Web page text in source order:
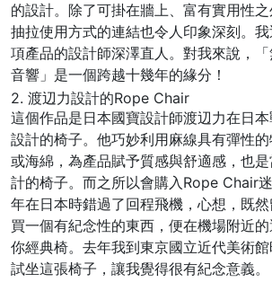
的設計。除了可掛在牆上、富有實用性
抽拉使用方式的連結也令人印象深刻。
項產品的設計師深澤直人。對我來說，
音響」是一個跨越十幾年的緣分！
2. 渡辺力設計的Rope Chair
這個作品是日本國寶設計師渡辺力在日
設計的椅子。他巧妙利用麻線具有彈性
或海綿，為產品賦予質感與舒適感，也
計的椅子。而之所以會購入Rope Chair
年在日本時錯過了回程飛機，心想，既
買一個有紀念性的東西，便在機場附近
你經典椅。去年我到東京國立近代美術
試坐這張椅子，讓我覺得很有紀念意義。